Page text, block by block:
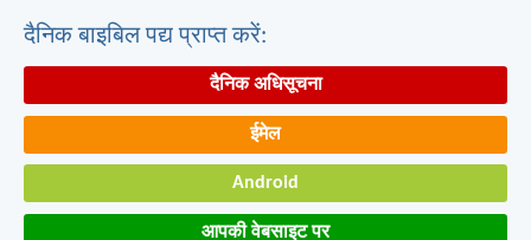
दैनिक बाइबिल पद्य प्राप्त करें:
दैनिक अधिसूचना
ईमेल
Android
आपकी वेबसाइट पर